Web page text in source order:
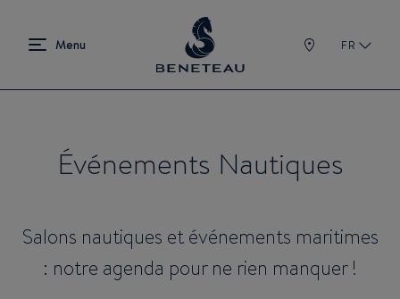
FR
Événements Nautiques
Salons nautiques et événements maritimes
: notre agenda pour ne rien manquer !